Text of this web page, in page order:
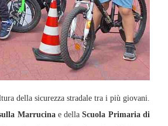
della sicurezza stradale tra i più giovani.
Marrucinae dellaScuola Primaria di